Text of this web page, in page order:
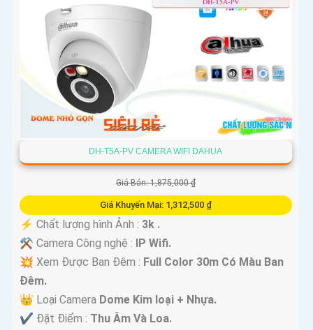
DH-T5A-PV CAMERA WIFI DAHUA
Giá Bán: 1,875,000 ₫
Giá Khuyến Mại: 1,312,500 ₫
️⚡ Chất lượng hình Ảnh : 3k .
⚒ Camera Công nghệ : IP Wifi.
💥 Xem Được Ban Đêm : Full Color 30m Có Màu Ban
Ðêm.
👑 Loại Camera Dome Kim loại + Nhựa.
️✔️ Đặt Điểm : Thu Âm Và Loa.